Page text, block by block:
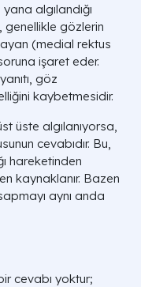
algılandığı
genellikle gözlerin
(medial rektus
işaret eder.
göz
kaybetmesidir.
üste algılanıyorsa,
cevabıdır. Bu,
hareketinden
kaynaklanır. Bazen
aynı anda
cevabı yoktur;